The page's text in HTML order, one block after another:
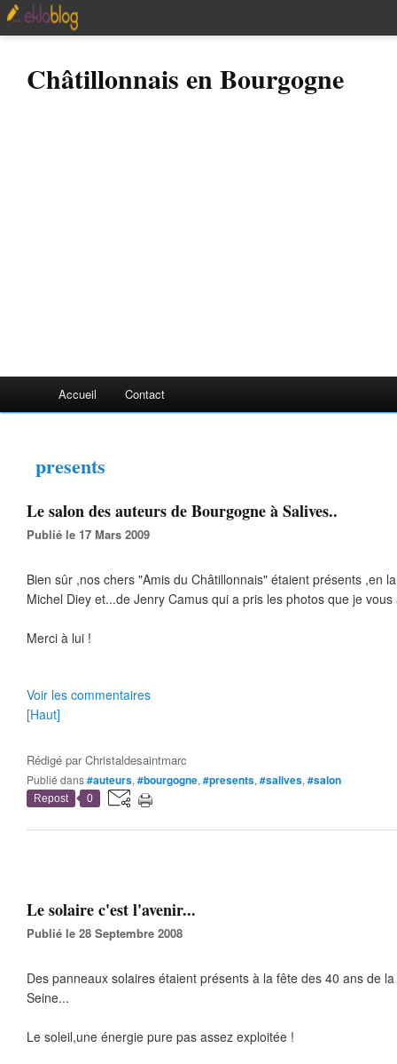
Châtillonnais en Bourgogne
Accueil Contact
presents
Le salon des auteurs de Bourgogne à Salives..
Publié le 17 Mars 2009
Bien sûr ,nos chers "Amis du Châtillonnais" étaient présents ,en
Michel Diey et...de Jenry Camus qui a pris les photos que je
Merci à lui !
Voir les commentaires
[Haut]
Rédigé parChristaldesaintmarc
Publié dans#auteurs, #bourgogne, #presents, #salives, #salon
Repost 0
Le solaire c'est l'avenir...
Publié le 28 Septembre 2008
Des panneaux solaires étaient présents à la fête des 40 ans de
Seine...
Le soleil,une énergie pure pas assez exploitée !